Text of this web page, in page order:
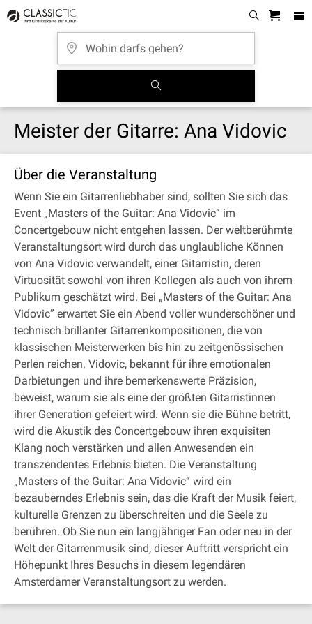
Meister der Gitarre: Ana Vidovic
Über die Veranstaltung
Wenn Sie ein Gitarrenliebhaber sind, sollten Sie sich das
Event „Masters of the Guitar: Ana Vidovic” im
Concertgebouw nicht entgehen lassen. Der weltberühmte
Veranstaltungsort wird durch das unglaubliche Können
von Ana Vidovic verwandelt, einer Gitarristin, deren
Virtuosität sowohl von ihren Kollegen als auch von ihrem
Publikum geschätzt wird. Bei „Masters of the Guitar: Ana
Vidovic” erwartet Sie ein Abend voller wunderschöner und
technisch brillanter Gitarrenkompositionen, die von
klassischen Meisterwerken bis hin zu zeitgenössischen
Perlen reichen. Vidovic, bekannt für ihre emotionalen
Darbietungen und ihre bemerkenswerte Präzision,
beweist, warum sie als eine der größten Gitarristinnen
ihrer Generation gefeiert wird. Wenn sie die Bühne betritt,
wird die Akustik des Concertgebouw ihren exquisiten
Klang noch verstärken und allen Anwesenden ein
transzendentes Erlebnis bieten. Die Veranstaltung
„Masters of the Guitar: Ana Vidovic“ wird ein
bezauberndes Erlebnis sein, das die Kraft der Musik feiert,
kulturelle Grenzen zu überschreiten und die Seele zu
berühren. Ob Sie nun ein langjähriger Fan oder neu in der
Welt der Gitarrenmusik sind, dieser Auftritt verspricht ein
Höhepunkt Ihres Besuchs in diesem legendären
Amsterdamer Veranstaltungsort zu werden.